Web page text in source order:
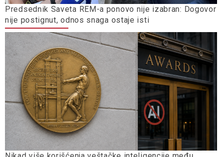
Predsednik Saveta REM-a ponovo nije izabran: Dogovor
nije postignut, odnos snaga ostaje isti